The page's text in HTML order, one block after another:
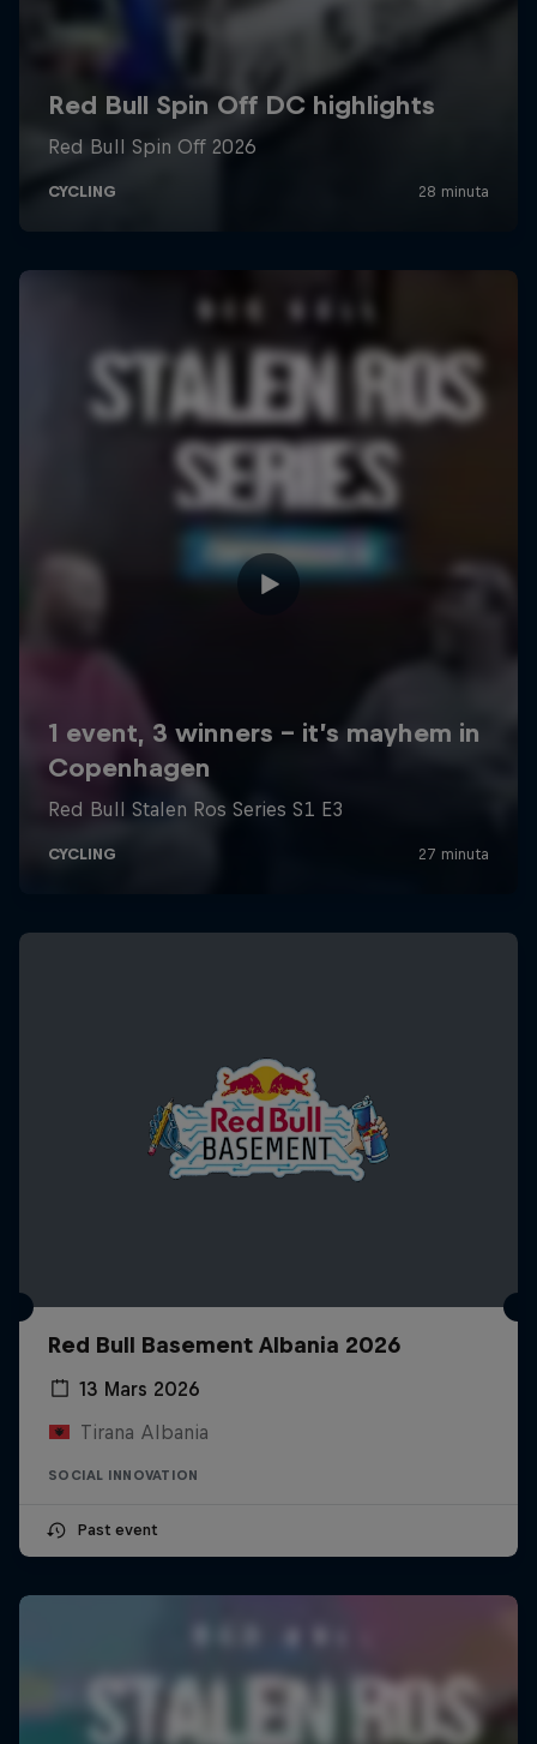
Red Bull Basement Albania 2026
13 Mars 2026
Tirana Albania
SOCIAL INNOVATION
Past event